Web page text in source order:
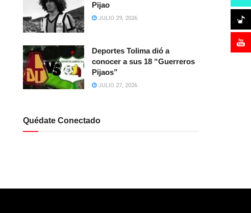
Pijao
JULIO 29, 2026
Deportes Tolima dió a
conocer a sus 18 “Guerreros
Pijaos”
JULIO 27, 2026
Quédate Conectado